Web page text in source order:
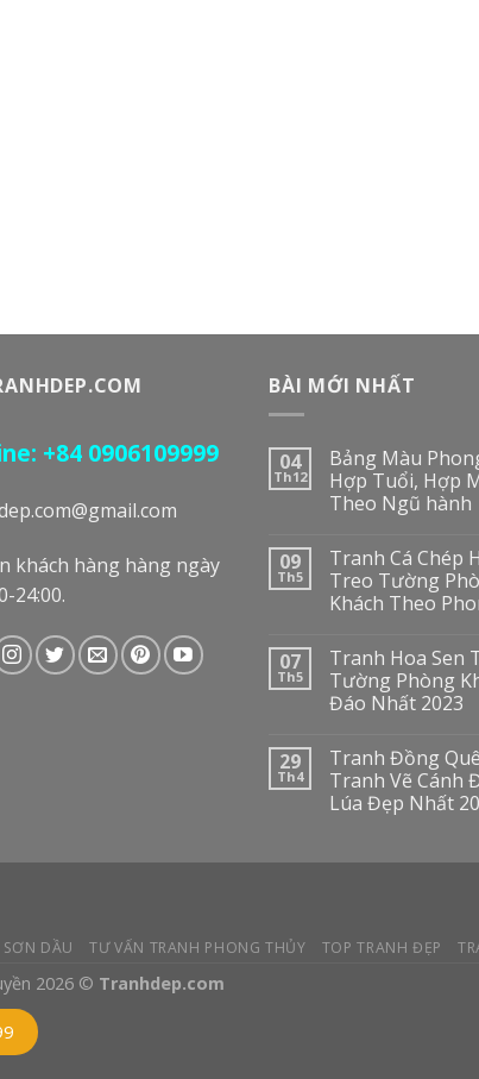
+84 0906109999
khách hàng hàng ngày
24:00.
BÀI MỚI NHẤT
04
Th12
Bảng Màu
Hợp Tuổi, Hợp
Theo Ngũ hành
09
Th5
Tranh Cá Chép
Treo Tường
Khách Theo
07
Th5
Tranh Hoa Sen
Tường Phòng
Đáo Nhất 2023
29
Th4
Tranh Đồng
Tranh Vẽ Cánh
Lúa Đẹp Nhất
DẦU TƯ VẤN TRANH PHONG THỦY TOP TRANH ĐẸP
2026 © Tranhdep.com